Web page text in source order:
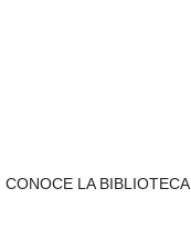
CONOCE LA BIBLIOTECA